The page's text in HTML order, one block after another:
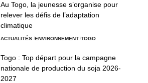
Au Togo, la jeunesse s’organise pour
relever les défis de l’adaptation
climatique
ACTUALITÉS ENVIRONNEMENT TOGO
Togo : Top départ pour la campagne
nationale de production du soja 2026-
2027